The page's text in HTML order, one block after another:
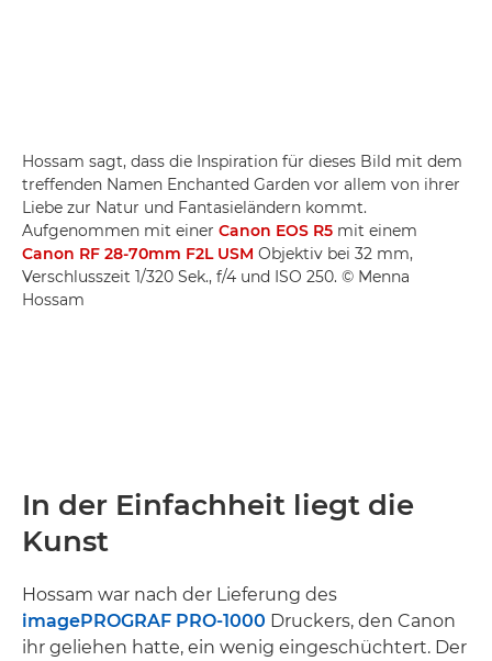
Hossam sagt, dass die Inspiration für dieses Bild mit dem
treffenden Namen Enchanted Garden vor allem von ihrer
Liebe zur Natur und Fantasieländern kommt.
Aufgenommen mit einer Canon EOS R5 mit einem
Canon RF 28-70mm F2L USM Objektiv bei 32 mm,
Verschlusszeit 1/320 Sek., f/4 und ISO 250. © Menna
Hossam
In der Einfachheit liegt die
Kunst
Hossam war nach der Lieferung des
imagePROGRAF PRO-1000 Druckers, den Canon
ihr geliehen hatte, ein wenig eingeschüchtert. Der